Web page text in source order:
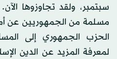
سبتمبر، ولقد تجاوزوها
مسلمة من الجمهوريين عن
الحزب الجمهوري إلى
لمعرفة المزيد عن الدين